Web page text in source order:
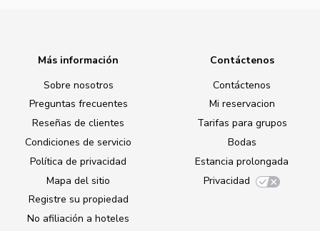
Más información
Sobre nosotros
Preguntas frecuentes
Reseñas de clientes
Condiciones de servicio
Política de privacidad
Mapa del sitio
Registre su propiedad
No afiliación a hoteles
Contáctenos
Contáctenos
Mi reservacion
Tarifas para grupos
Bodas
Estancia prolongada
Privacidad